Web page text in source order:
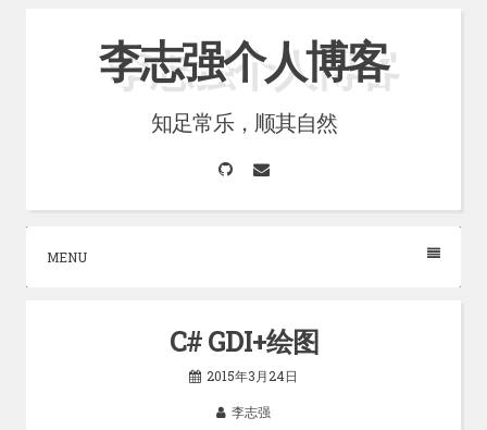
李志强个人博客
知足常乐，顺其自然
GitHubEmail
MENU
C# GDI+绘图
2015年3月24日
李志强